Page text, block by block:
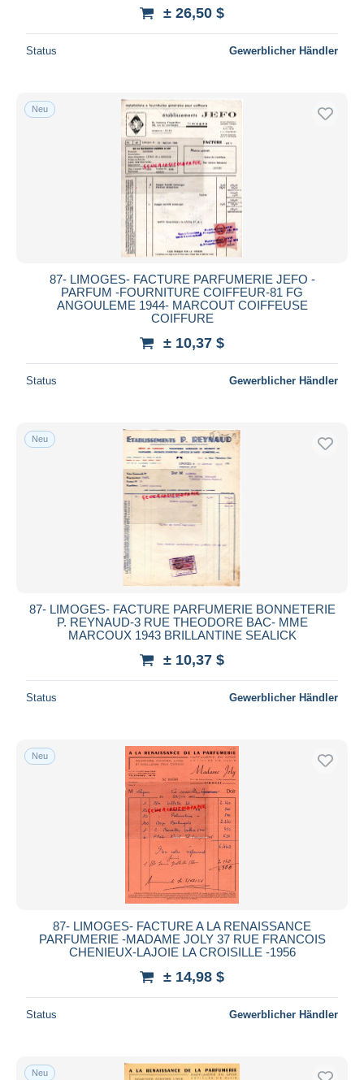
± 26,50 $
Status Gewerblicher Händler
Neu
87- LIMOGES- FACTURE PARFUMERIE JEFO -
PARFUM -FOURNITURE COIFFEUR-81 FG
ANGOULEME 1944- MARCOUT COIFFEUSE
COIFFURE
± 10,37 $
Status Gewerblicher Händler
Neu
87- LIMOGES- FACTURE PARFUMERIE BONNETERIE
P. REYNAUD-3 RUE THEODORE BAC- MME
MARCOUX 1943 BRILLANTINE SEALICK
± 10,37 $
Status Gewerblicher Händler
Neu
87- LIMOGES- FACTURE A LA RENAISSANCE
PARFUMERIE -MADAME JOLY 37 RUE FRANCOIS
CHENIEUX-LAJOIE LA CROISILLE -1956
± 14,98 $
Status Gewerblicher Händler
Neu